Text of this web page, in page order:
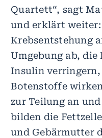
Quartett“, sagt
und erklärt weiter:
Krebsentstehung
Umgebung ab,
Insulin verringern,
Botenstoffe
zur Teilung an
bilden die
und Gebärmutter